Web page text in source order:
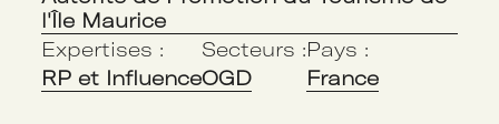
l'Île Maurice
Expertises :
RP et Influence
Secteurs :
OGD
Pays :
France